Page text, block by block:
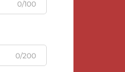
0/100
0/200